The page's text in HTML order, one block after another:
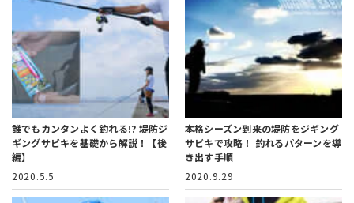
誰でもカンタンよく釣れる!? 堤防ジ
ギングサビキを基礎から解説！【後
編】
2020.5.5
本格シーズン到来の堤防をジギング
サビキで攻略！ 釣れるパターンを導
き出す手順
2020.9.29